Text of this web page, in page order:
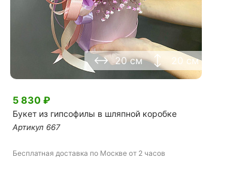
20 см 20 см
5 830₽
Букет из гипсофилы в шляпной коробке
Артикул667
Бесплатная доставка по Москвеот 2 часов